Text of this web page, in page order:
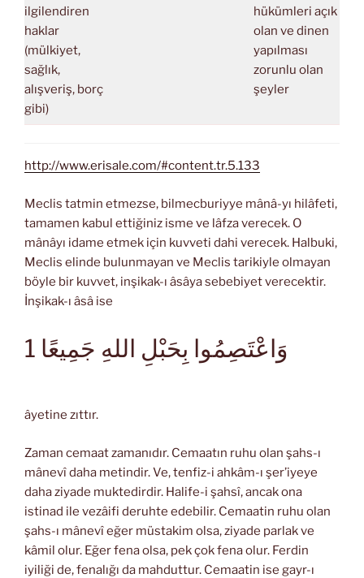
ilgilendiren
haklar
(mülkiyet,
sağlık,
alışveriş, borç
gibi)
hükümleri açık
olan ve dinen
yapılması
zorunlu olan
şeyler
http://www.erisale.com/#content.tr.5.133
Meclis tatmin etmezse, bilmecburiyye mânâ-yı hilâfeti,
tamamen kabul ettiğiniz isme ve lâfza verecek. O
mânâyı idame etmek için kuvveti dahi verecek. Halbuki,
Meclis elinde bulunmayan ve Meclis tarikiyle olmayan
böyle bir kuvvet, inşikak-ı âsâya sebebiyet verecektir.
İnşikak-ı âsâ ise
وَاعْتَصِمُوا بِحَبْلِ اللهِ جَمِيعًا 1
âyetine zıttır.
Zaman cemaat zamanıdır. Cemaatın ruhu olan şahs-ı
mânevî daha metindir. Ve, tenfiz-i ahkâm-ı şer’iyeye
daha ziyade muktedirdir. Halife-i şahsî, ancak ona
istinad ile vezâifi deruhte edebilir. Cemaatin ruhu olan
şahs-ı mânevî eğer müstakim olsa, ziyade parlak ve
kâmil olur. Eğer fena olsa, pek çok fena olur. Ferdin
iyiliği de, fenalığı da mahduttur. Cemaatin ise gayr-ı